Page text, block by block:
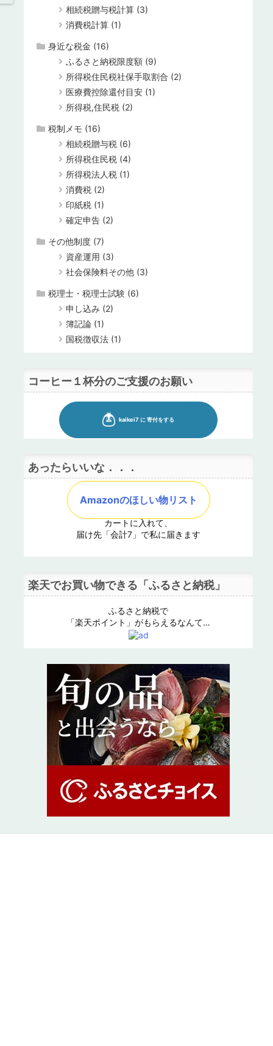
相続税贈与税計算 (3)
消費税計算 (1)
身近な税金 (16)
ふるさと納税限度額 (9)
所得税住民税社保手取割合 (2)
医療費控除還付目安 (1)
所得税,住民税 (2)
税制メモ (16)
相続税贈与税 (6)
所得税住民税 (4)
所得税法人税 (1)
消費税 (2)
印紙税 (1)
確定申告 (2)
その他制度 (7)
資産運用 (3)
社会保険料その他 (3)
税理士・税理士試験 (6)
申し込み (2)
簿記論 (1)
国税徴収法 (1)
コーヒー１杯分のご支援のお願い
あったらいいな．．．
Amazonのほしい物リスト
カートに入れて、
届け先「会計7」で私に届きます
楽天でお買い物できる「ふるさと納税」
ふるさと納税で
「楽天ポイント」がもらえるなんて…